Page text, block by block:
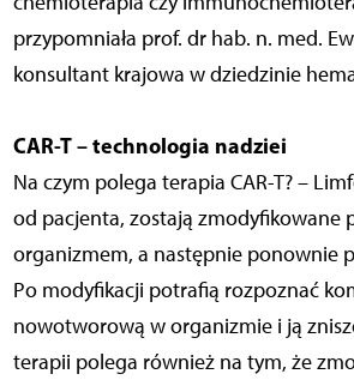
przypomniała prof. dr hab. n. med.
konsultant krajowa w dziedzinie
CAR-T – technologia nadziei
Na czym polega terapia CAR-T? –
od pacjenta, zostają zmodyfikowane
organizmem, a następnie ponownie
Po modyfikacji potrafią rozpoznać
nowotworową w organizmie i ją
terapii polega również na tym, że